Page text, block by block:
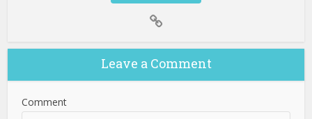
Leave a Comment
Comment